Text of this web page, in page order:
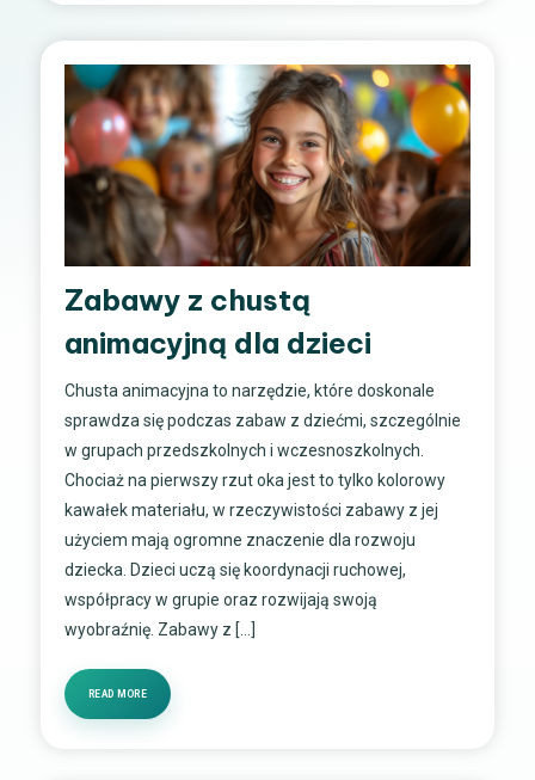
Zabawy z chustą
animacyjną dla dzieci
Chusta animacyjna to narzędzie, które doskonale
sprawdza się podczas zabaw z dziećmi, szczególnie
w grupach przedszkolnych i wczesnoszkolnych.
Chociaż na pierwszy rzut oka jest to tylko kolorowy
kawałek materiału, w rzeczywistości zabawy z jej
użyciem mają ogromne znaczenie dla rozwoju
dziecka. Dzieci uczą się koordynacji ruchowej,
współpracy w grupie oraz rozwijają swoją
wyobraźnię. Zabawy z […]
READ MORE